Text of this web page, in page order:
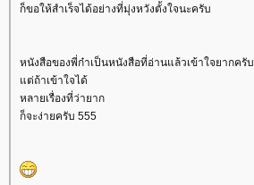
ก็ขอให้สำเร็จได้อย่างที่มุ่งหวังตั้งใจนะครับ
หนังสือของพี่ก๋าเป็นหนังสือที่อ่านแล้วเข้าใจยากครับ
ต่ถ้าเข้าใจได้
หลายเรื่องที่ว่ายาก
ก็จะง่ายครับ 555